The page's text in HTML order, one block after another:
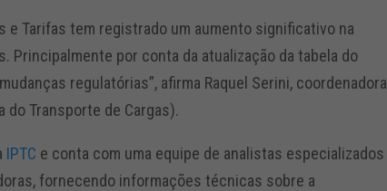
e Tarifas tem registrado um aumento significativo na
Principalmente por conta da atualização da tabela do
regulatórias”, afirma Raquel Serini, coordenadora
Transporte de Cargas).
IPTC e conta com uma equipe de analistas especializados
fornecendo informações técnicas sobre a